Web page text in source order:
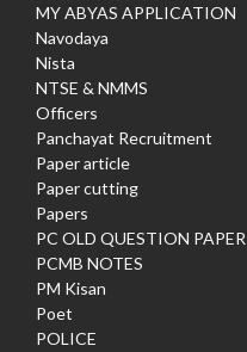
MY ABYAS APPLICATION
Navodaya
Nista
NTSE & NMMS
Officers
Panchayat Recruitment
Paper article
Paper cutting
Papers
PC OLD QUESTION PAPER
PCMB NOTES
PM Kisan
Poet
POLICE